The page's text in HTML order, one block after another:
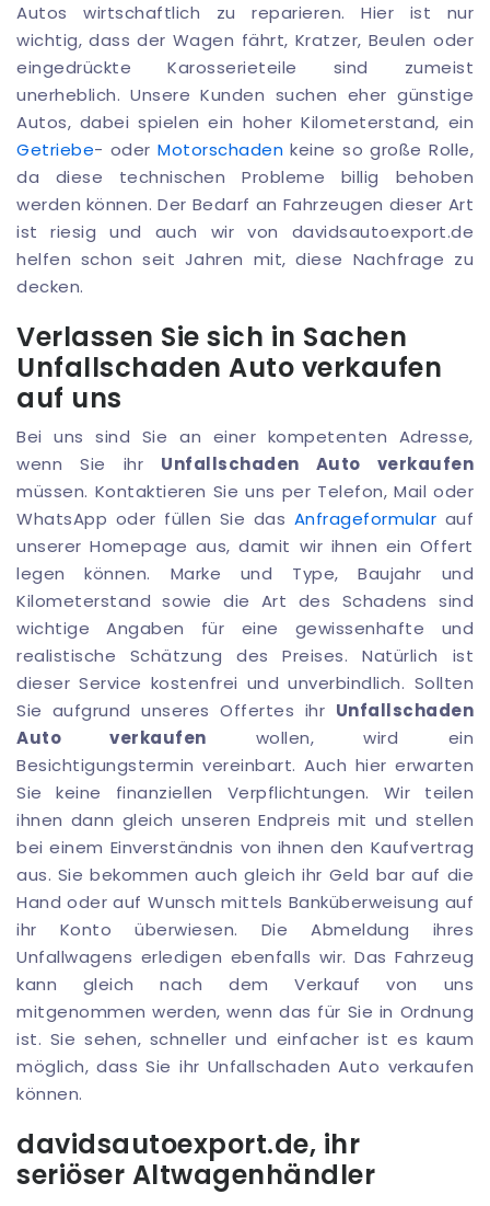
Autos wirtschaftlich zu reparieren. Hier ist nur
wichtig, dass der Wagen fährt, Kratzer, Beulen oder
eingedrückte Karosserieteile sind zumeist
unerheblich. Unsere Kunden suchen eher günstige
Autos, dabei spielen ein hoher Kilometerstand, ein
Getriebe- oder Motorschaden keine so große Rolle,
da diese technischen Probleme billig behoben
werden können. Der Bedarf an Fahrzeugen dieser Art
ist riesig und auch wir von davidsautoexport.de
helfen schon seit Jahren mit, diese Nachfrage zu
decken.
Verlassen Sie sich in Sachen
Unfallschaden Auto verkaufen
auf uns
Bei uns sind Sie an einer kompetenten Adresse,
wenn Sie ihr Unfallschaden Auto verkaufen
müssen. Kontaktieren Sie uns per Telefon, Mail oder
WhatsApp oder füllen Sie das Anfrageformular auf
unserer Homepage aus, damit wir ihnen ein Offert
legen können. Marke und Type, Baujahr und
Kilometerstand sowie die Art des Schadens sind
wichtige Angaben für eine gewissenhafte und
realistische Schätzung des Preises. Natürlich ist
dieser Service kostenfrei und unverbindlich. Sollten
Sie aufgrund unseres Offertes ihr Unfallschaden
Auto verkaufen wollen, wird ein
Besichtigungstermin vereinbart. Auch hier erwarten
Sie keine finanziellen Verpflichtungen. Wir teilen
ihnen dann gleich unseren Endpreis mit und stellen
bei einem Einverständnis von ihnen den Kaufvertrag
aus. Sie bekommen auch gleich ihr Geld bar auf die
Hand oder auf Wunsch mittels Banküberweisung auf
ihr Konto überwiesen. Die Abmeldung ihres
Unfallwagens erledigen ebenfalls wir. Das Fahrzeug
kann gleich nach dem Verkauf von uns
mitgenommen werden, wenn das für Sie in Ordnung
ist. Sie sehen, schneller und einfacher ist es kaum
möglich, dass Sie ihr Unfallschaden Auto verkaufen
können.
davidsautoexport.de, ihr
seriöser Altwagenhändler